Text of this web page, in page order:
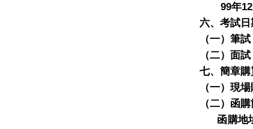
99年12
六、考試日
（一）筆試
（二）面試
七、簡章購
（一）現場
（二）函購
函購地